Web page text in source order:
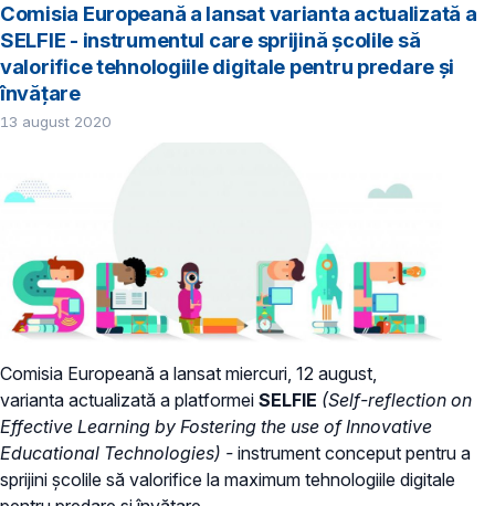
Comisia Europeană a lansat varianta actualizată a
SELFIE - instrumentul care sprijină școlile să
valorifice tehnologiile digitale pentru predare și
învățare
13 august 2020
Comisia Europeană a lansat miercuri, 12 august,
varianta actualizată a platformei SELFIE (Self-reflection on
Effective Learning by Fostering the use of Innovative
Educational Technologies) - instrument conceput pentru a
sprijini școlile să valorifice la maximum tehnologiile digitale